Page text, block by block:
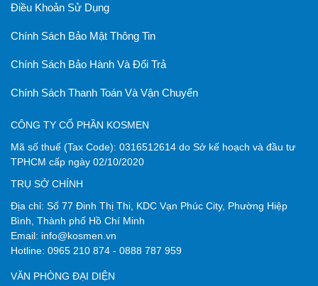
Điều Khoản Sử Dụng
Chính Sách Bảo Mật Thông Tin
Chính Sách Bảo Hành Và Đổi Trả
Chính Sách Thanh Toán Và Vận Chuyển
CÔNG TY CỔ PHẦN KOSMEN
Mã số thuế (Tax Code): 0316512614 do Sở kế hoạch và đầu tư
TPHCM cấp ngày 02/10/2020
TRỤ SỞ CHÍNH
Địa chỉ: Số 77 Đinh Thị Thi, KDC Vạn Phúc City, Phường Hiệp
Bình, Thành phố Hồ Chí Minh
Email: info@kosmen.vn
Hotline: 0965 210 874 - 0888 787 959
VĂN PHÒNG ĐẠI DIỆN